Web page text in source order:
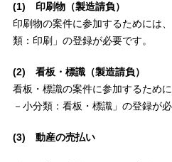
(1) 印刷物（製造請負）
印刷物の案件に参加するためには
類：印刷」の登録が必要です。
(2) 看板・標識（製造請負）
看板・標識の案件に参加するため
－小分類：看板・標識」の登録が必
(3) 動産の売払い